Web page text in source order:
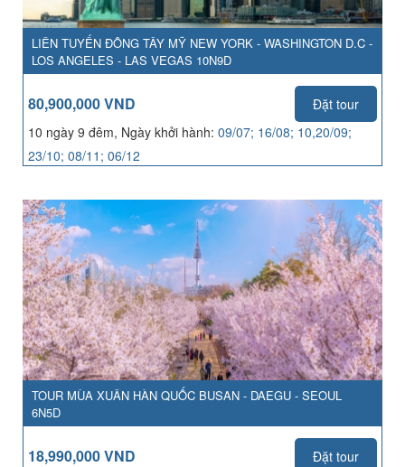
LIÊN TUYẾN ĐÔNG TÂY MỸ NEW YORK - WASHINGTON D.C -
LOS ANGELES - LAS VEGAS 10N9D
80,900,000 VND
Đặt tour
10 ngày 9 đêm, Ngày khởi hành: 09/07; 16/08; 10,20/09;
23/10; 08/11; 06/12
TOUR MÙA XUÂN HÀN QUỐC BUSAN - DAEGU - SEOUL
6N5D
18,990,000 VND
Đặt tour